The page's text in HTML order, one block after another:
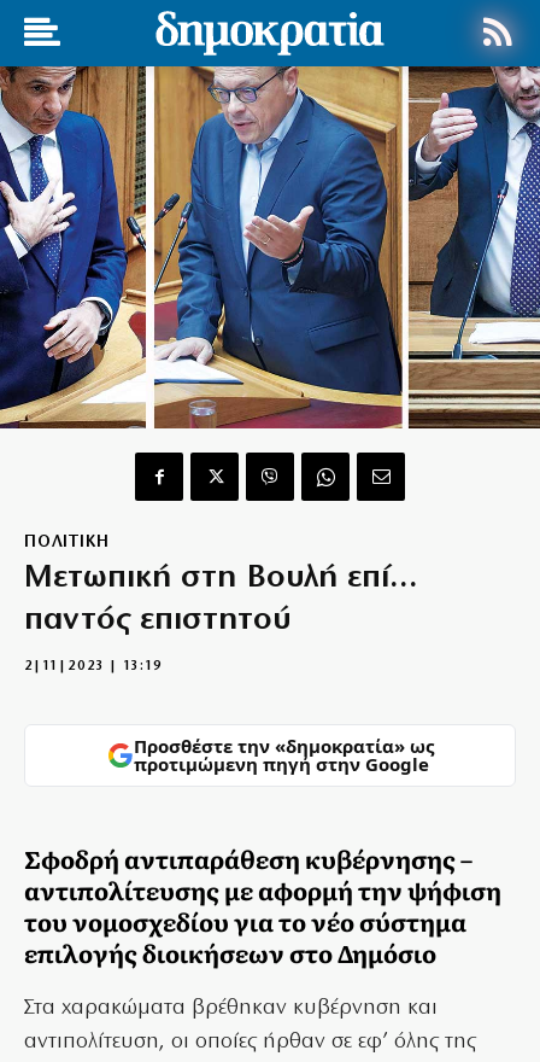
ΠΟΛΙΤΙΚΗ
Μετωπική στη Βουλή επί…
παντός επιστητού
2|11|2023 | 13:19
Προσθέστε την «δημοκρατία» ως
προτιμώμενη πηγή στην Google
Σφοδρή αντιπαράθεση κυβέρνησης –
αντιπολίτευσης με αφορμή την ψήφιση
του νομοσχεδίου για το νέο σύστημα
επιλογής διοικήσεων στο Δημόσιο
Στα χαρακώματα βρέθηκαν κυβέρνηση και
αντιπολίτευση, οι οποίες ήρθαν σε εφ’ όλης της